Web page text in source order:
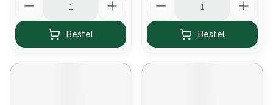
Bestel Bestel